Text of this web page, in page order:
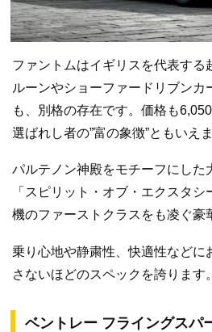
ファントムはイギリスを代表する
ルーンやショーファードリブンカ
も、別格の存在です。価格も
選ばれし者の”富の象徴”ともいえま
パルテノン神殿をモチーフにした
「スピリット・オブ・エクスタ
機のファーストクラスをも凌ぐ豪
乗り心地や静粛性、快適性などに
さないほどのスペックを誇ります。
ベントレー フライングスパ